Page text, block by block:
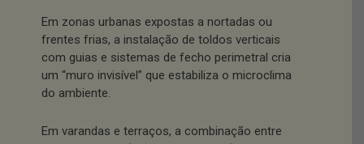
Em zonas urbanas expostas a nortadas ou
frentes frias, a instalação de toldos verticais
com guias e sistemas de fecho perimetral cria
um “muro invisível” que estabiliza o microclima
do ambiente.
Em varandas e terraços, a combinação entre